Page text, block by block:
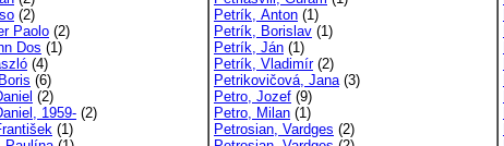
(2)
Paolo (2)
Dos (1)
(4)
(6)
(2)
1959- (2)
(1)
Petrík, Anton (1)
Petrík, Borislav (1)
Petrík, Ján (1)
Petrík, Vladimír(2)
Petrikovičová, Jana(3)
Petro, Jozef (9)
Petro, Milan (1)
Petrosian, Vardges (2)